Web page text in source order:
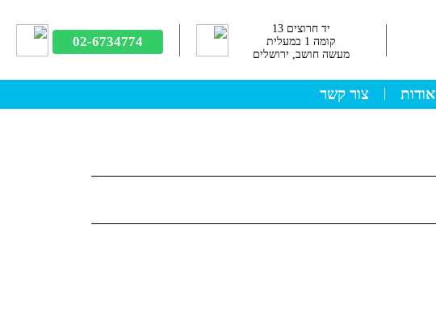
02-6734774
יד חרוצים 13
קומה 1 במעלית
מעשה חושב, ירושלים
אודות צור קשר